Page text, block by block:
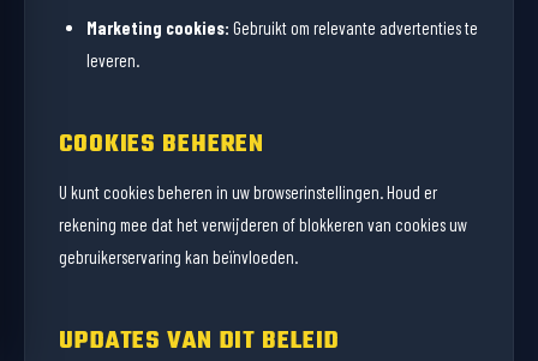
Marketing cookies: Gebruikt om relevante advertenties te
leveren.
COOKIES BEHEREN
U kunt cookies beheren in uw browserinstellingen. Houd er
rekening mee dat het verwijderen of blokkeren van cookies uw
gebruikerservaring kan beïnvloeden.
UPDATES VAN DIT BELEID